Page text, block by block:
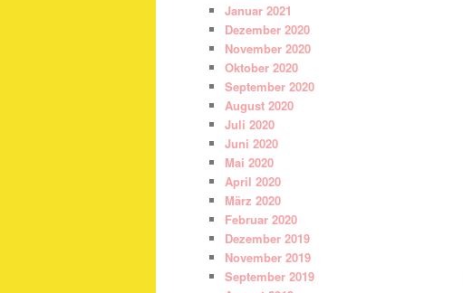
Januar 2021
Dezember 2020
November 2020
Oktober 2020
September 2020
August 2020
Juli 2020
Juni 2020
Mai 2020
April 2020
März 2020
Februar 2020
Dezember 2019
November 2019
September 2019